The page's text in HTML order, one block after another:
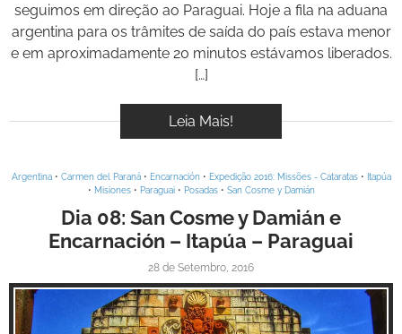
seguimos em direção ao Paraguai. Hoje a fila na aduana
argentina para os trâmites de saída do país estava menor
e em aproximadamente 20 minutos estávamos liberados.
[…]
Leia Mais!
Argentina• Carmen del Paraná• Encarnación• Expedição 2016: Missões - Cataratas• Itapúa
• Misiones• Paraguai• Posadas• San Cosme y Damián
Dia 08: San Cosme y Damián e
Encarnación – Itapúa – Paraguai
28 de Setembro, 2016